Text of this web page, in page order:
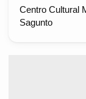
Centro Cultural
Sagunto